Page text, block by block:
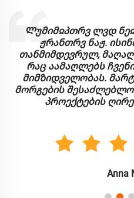
Ლუმიმჲპთრვ ლვდ
ჟრანთრვ ნაჟ.
თანმიმდევრულ,
რაც აამაღლებს
მიმზიდველობას.
მორგების
პროექტების
Anna